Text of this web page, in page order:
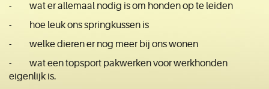
- wat er allemaal nodig is om honden op te leiden
- hoe leuk ons springkussen is
- welke dieren er nog meer bij ons wonen
- wat een topsport pakwerken voor werkhonden
eigenlijk is.